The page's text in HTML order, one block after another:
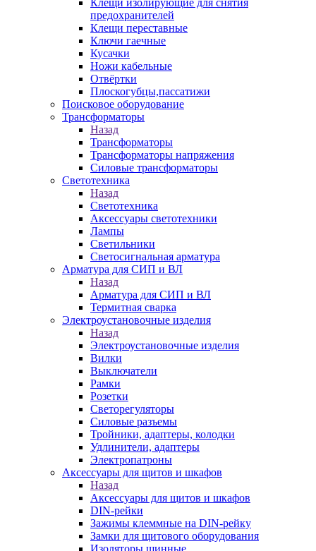
Клещи изолирующие для снятия
предохранителей
Клещи переставные
Ключи гаечные
Кусачки
Ножи кабельные
Отвёртки
Плоскогубцы,пассатижи
Поисковое оборудование
Трансформаторы
Назад
Трансформаторы
Трансформаторы напряжения
Силовые трансформаторы
Светотехника
Назад
Светотехника
Аксессуары светотехники
Лампы
Светильники
Светосигнальная арматура
Арматура для СИП и ВЛ
Назад
Арматура для СИП и ВЛ
Термитная сварка
Электроустановочные изделия
Назад
Электроустановочные изделия
Вилки
Выключатели
Рамки
Розетки
Светорегуляторы
Силовые разъемы
Тройники, адаптеры, колодки
Удлинители, адаптеры
Электропатроны
Аксессуары для щитов и шкафов
Назад
Аксессуары для щитов и шкафов
DIN-рейки
Зажимы клеммные на DIN-рейку
Замки для щитового оборудования
Изоляторы шинные